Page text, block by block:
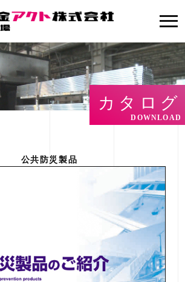
カタログ
DOWNLOAD
公共防災製品